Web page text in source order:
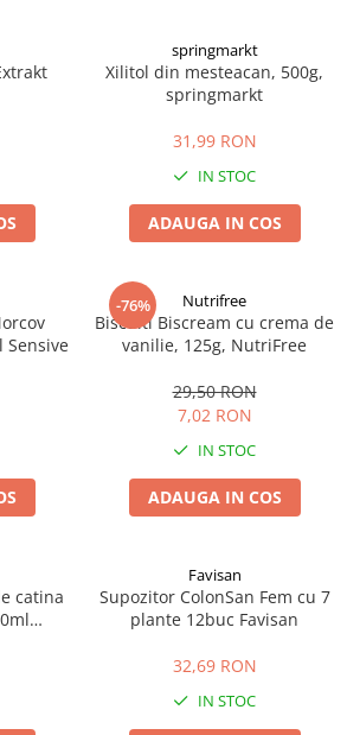
springmarkt
Xilitol din mesteacan, 500g,
springmarkt
31,99 RON
IN STOC
ADAUGA IN COS
Sensive
-76% Nutrifree
Biscuiti Biscream cu crema de
vanilie, 125g, NutriFree
29,50 RON
7,02 RON
IN STOC
ADAUGA IN COS
catina
Favisan
Supozitor ColonSan Fem cu 7
plante 12buc Favisan
32,69 RON
IN STOC